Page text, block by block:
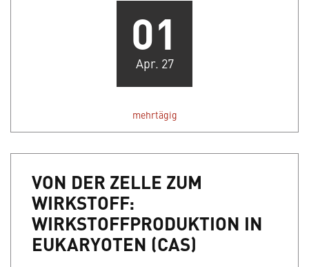
01
Apr. 27
mehrtägig
VON DER ZELLE ZUM
WIRKSTOFF:
WIRKSTOFFPRODUKTION IN
EUKARYOTEN (CAS)